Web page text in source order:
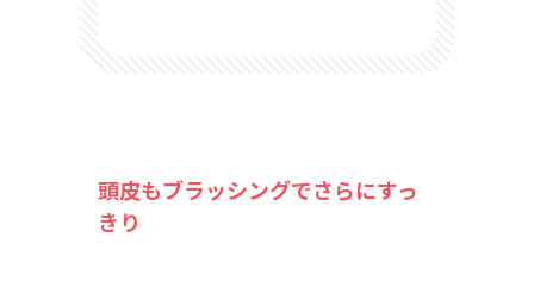
頭皮もブラッシングでさらにすっ
きり